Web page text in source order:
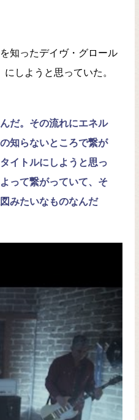
知ったデイヴ・グロール
しようと思っていた。
だ。その流れにエネル
知らないところで繋が
イトルにしようと思っ
って繋がっていて、そ
みたいなものなんだ